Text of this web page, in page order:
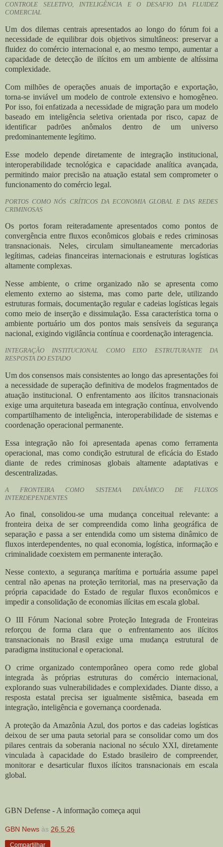
CONTROLE SELETIVO, INTELIGÊNCIA E O DESAFIO DA FLUIDEZ
COMERCIAL
Um dos dilemas centrais apresentados ao longo do fórum foi a
necessidade de equilibrar dois objetivos simultâneos: preservar a
fluidez do comércio internacional e, ao mesmo tempo, aumentar a
capacidade de detecção de ilícitos em um ambiente de altíssima
complexidade.
Com milhões de operações anuais de importação e exportação,
torna-se inviável um modelo de controle extensivo e homogêneo.
Por isso, foi enfatizada a necessidade de migração para um modelo
baseado em inteligência seletiva orientada por risco, capaz de
identificar padrões anômalos dentro de um universo
predominantemente legítimo.
Esse modelo depende diretamente de integração institucional,
interoperabilidade tecnológica e capacidade analítica avançada,
permitindo maior precisão na atuação estatal sem comprometer o
funcionamento do comércio legal.
PORTOS COMO NÓS CRÍTICOS DA ECONOMIA GLOBAL E DAS REDES
CRIMINOSAS
Os portos foram reiteradamente apresentados como pontos de
convergência entre fluxos econômicos globais e redes criminosas
transnacionais. Neles, circulam simultaneamente mercadorias
legítimas, cadeias financeiras internacionais e estruturas logísticas
altamente complexas.
Nesse ambiente, o crime organizado não se apresenta como
elemento externo ao sistema, mas como parte dele, utilizando
estruturas formais, documentação regular e cadeias logísticas legais
como meio de inserção e dissimulação. Essa característica torna o
ambiente portuário um dos pontos mais sensíveis da segurança
nacional, exigindo vigilância contínua e coordenação interagencia.
INTEGRAÇÃO INSTITUCIONAL COMO EIXO ESTRUTURANTE DA
RESPOSTA DO ESTADO
Um dos consensos mais consistentes ao longo das apresentações foi
a necessidade de superação definitiva de modelos fragmentados de
atuação institucional. O enfrentamento aos ilícitos transnacionais
exige uma arquitetura baseada em integração contínua, envolvendo
compartilhamento de inteligência, interoperabilidade de sistemas e
coordenação operacional permanente.
Essa integração não foi apresentada apenas como ferramenta
operacional, mas como condição estrutural de eficácia do Estado
diante de redes criminosas globais altamente adaptativas e
descentralizadas.
A FRONTEIRA COMO SISTEMA DINÂMICO DE FLUXOS
INTERDEPENDENTES
Ao final, consolidou-se uma mudança conceitual relevante: a
fronteira deixa de ser compreendida como linha geográfica de
separação e passa a ser entendida como um sistema dinâmico de
fluxos interdependentes, no qual economia, logística, informação e
criminalidade coexistem em permanente interação.
Nesse contexto, a segurança marítima e portuária assume papel
central não apenas na proteção territorial, mas na preservação da
própria capacidade do Estado de regular fluxos econômicos e
impedir a consolidação de economias ilícitas em escala global.
O III Fórum Nacional sobre Proteção Integrada de Fronteiras
reforçou de forma clara que o enfrentamento aos ilícitos
transnacionais no Brasil exige uma mudança estrutural de
paradigma institucional e operacional.
O crime organizado contemporâneo opera como rede global
integrada às próprias estruturas do comércio internacional,
explorando suas vulnerabilidades e complexidades. Diante disso, a
resposta estatal precisa ser igualmente sistêmica, baseada em
integração, inteligência e governança coordenada.
A proteção da Amazônia Azul, dos portos e das cadeias logísticas
deixou de ser uma pauta setorial para se consolidar como um dos
pilares centrais da soberania nacional no século XXI, diretamente
vinculada à capacidade do Estado brasileiro de compreender,
monitorar e desarticular fluxos ilícitos transnacionais em escala
global.
GBN Defense - A informação começa aqui
GBN News às 26.5.26
Compartilhar